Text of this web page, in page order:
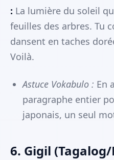
: La lumière du soleil
feuilles des arbres. Tu
dansent en taches
Voilà.
Astuce Vokabulo : En
paragraphe entier
japonais, un seul
6. Gigil